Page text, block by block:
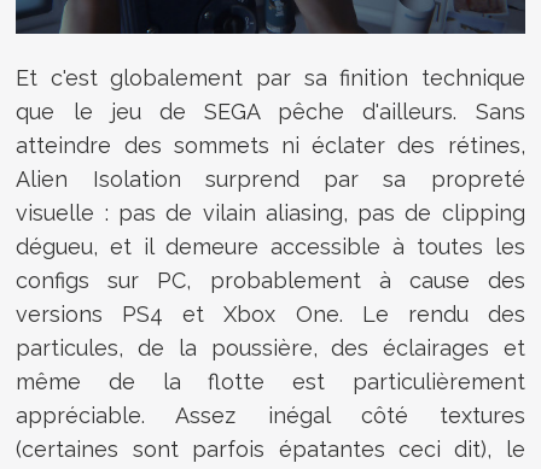
Et c'est globalement par sa finition technique
que le jeu de SEGA pêche d'ailleurs. Sans
atteindre des sommets ni éclater des rétines,
Alien Isolation surprend par sa propreté
visuelle : pas de vilain aliasing, pas de clipping
dégueu, et il demeure accessible à toutes les
configs sur PC, probablement à cause des
versions PS4 et Xbox One. Le rendu des
particules, de la poussière, des éclairages et
même de la flotte est particulièrement
appréciable. Assez inégal côté textures
(certaines sont parfois épatantes ceci dit), le